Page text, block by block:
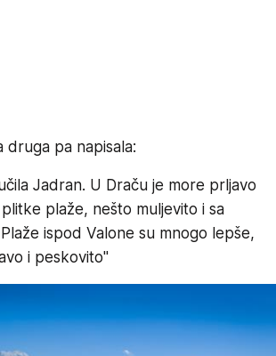
druga pa napisala:
Jadran. U Draču je more prljavo
plaže, nešto muljevito i sa
ispod Valone su mnogo lepše,
i peskovito"